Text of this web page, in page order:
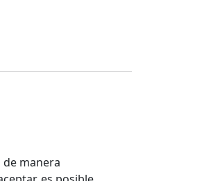
manera